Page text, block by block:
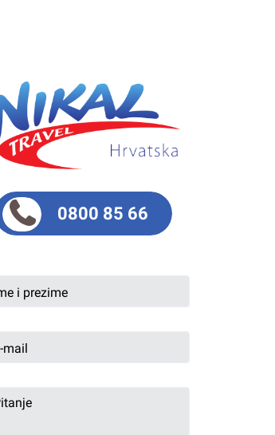
0800 85 66